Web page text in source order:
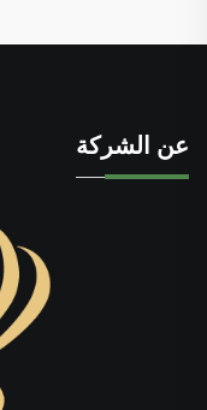
عن الشركة